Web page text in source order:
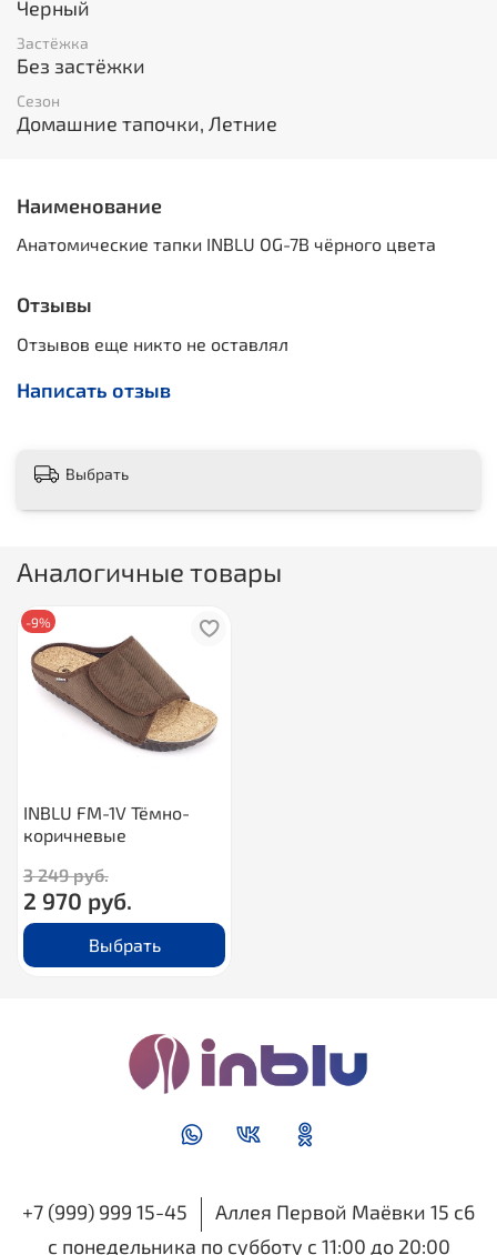
Черный
Застёжка
Без застёжки
Сезон
Домашние тапочки, Летние
Наименование
Анатомические тапки INBLU OG-7B чёрного цвета
Отзывы
Отзывов еще никто не оставлял
Написать отзыв
Выбрать
Аналогичные товары
-9%
INBLU FM-1V Тёмно-
коричневые
3 249 руб.
2 970 руб.
Выбрать
+7 (999) 999 15-45
Аллея Первой Маёвки 15 с6
с понедельника по субботу с 11:00 до 20:00